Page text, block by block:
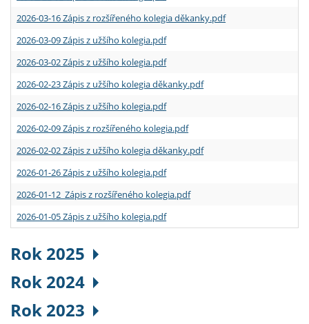
2026-03-16 Zápis z rozšířeného kolegia děkanky.pdf
2026-03-09 Zápis z užšího kolegia.pdf
2026-03-02 Zápis z užšího kolegia.pdf
2026-02-23 Zápis z užšího kolegia děkanky.pdf
2026-02-16 Zápis z užšího kolegia.pdf
2026-02-09 Zápis z rozšířeného kolegia.pdf
2026-02-02 Zápis z užšího kolegia děkanky.pdf
2026-01-26 Zápis z užšího kolegia.pdf
2026-01-12 Zápis z rozšířeného kolegia.pdf
2026-01-05 Zápis z užšího kolegia.pdf
Rok 2025
Rok 2024
Rok 2023